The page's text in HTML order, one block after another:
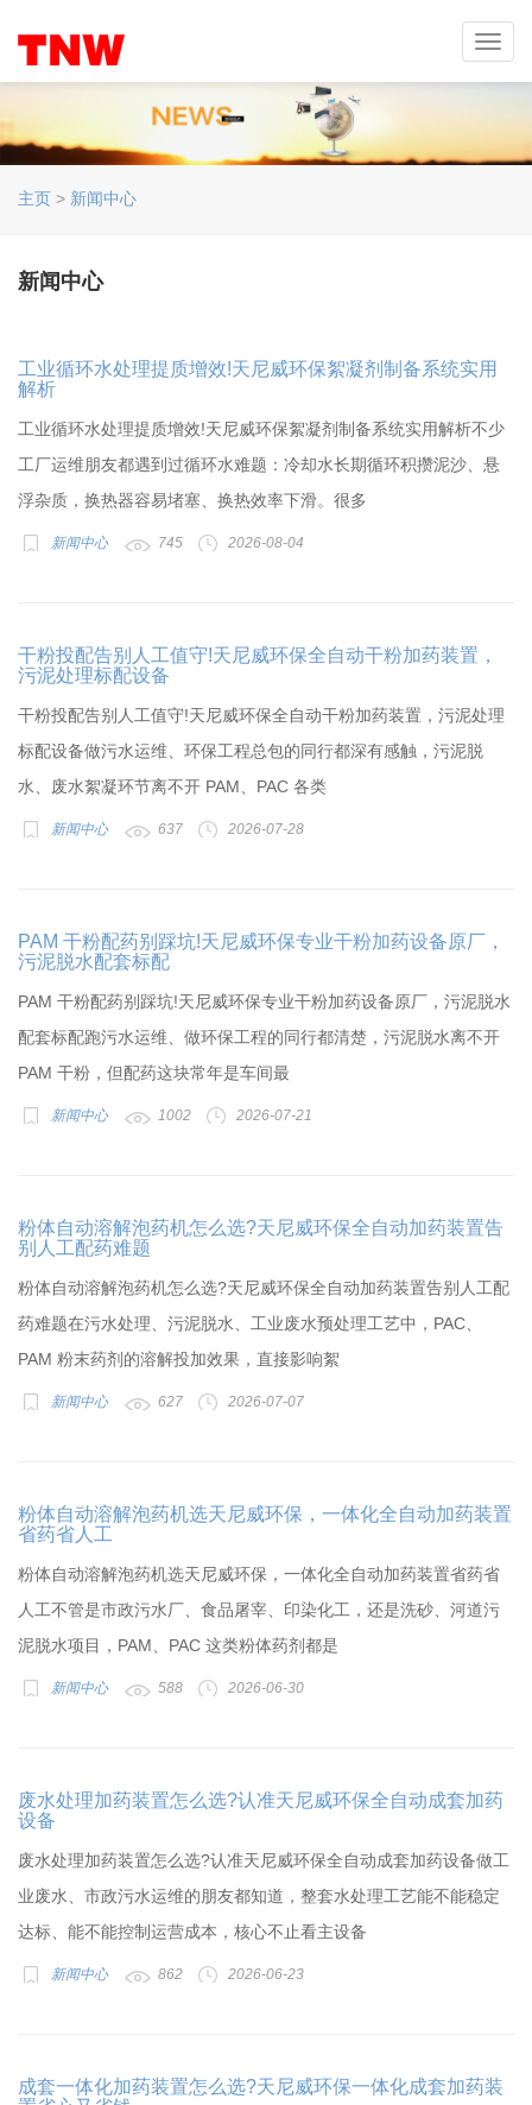
主页 > 新闻中心
新闻中心
工业循环水处理提质增效!天尼威环保絮凝剂制备系统实用
解析
工业循环水处理提质增效!天尼威环保絮凝剂制备系统实用解析不少
工厂运维朋友都遇到过循环水难题：冷却水长期循环积攒泥沙、悬
浮杂质，换热器容易堵塞、换热效率下滑。很多
新闻中心 745 2026-08-04
干粉投配告别人工值守!天尼威环保全自动干粉加药装置，
污泥处理标配设备
干粉投配告别人工值守!天尼威环保全自动干粉加药装置，污泥处理
标配设备做污水运维、环保工程总包的同行都深有感触，污泥脱
水、废水絮凝环节离不开 PAM、PAC 各类
新闻中心 637 2026-07-28
PAM 干粉配药别踩坑!天尼威环保专业干粉加药设备原厂，
污泥脱水配套标配
PAM 干粉配药别踩坑!天尼威环保专业干粉加药设备原厂，污泥脱水
配套标配跑污水运维、做环保工程的同行都清楚，污泥脱水离不开
PAM 干粉，但配药这块常年是车间最
新闻中心 1002 2026-07-21
粉体自动溶解泡药机怎么选?天尼威环保全自动加药装置告
别人工配药难题
粉体自动溶解泡药机怎么选?天尼威环保全自动加药装置告别人工配
药难题在污水处理、污泥脱水、工业废水预处理工艺中，PAC、
PAM 粉末药剂的溶解投加效果，直接影响絮
新闻中心 627 2026-07-07
粉体自动溶解泡药机选天尼威环保，一体化全自动加药装置
省药省人工
粉体自动溶解泡药机选天尼威环保，一体化全自动加药装置省药省
人工不管是市政污水厂、食品屠宰、印染化工，还是洗砂、河道污
泥脱水项目，PAM、PAC 这类粉体药剂都是
新闻中心 588 2026-06-30
废水处理加药装置怎么选?认准天尼威环保全自动成套加药
设备
废水处理加药装置怎么选?认准天尼威环保全自动成套加药设备做工
业废水、市政污水运维的朋友都知道，整套水处理工艺能不能稳定
达标、能不能控制运营成本，核心不止看主设备
新闻中心 862 2026-06-23
成套一体化加药装置怎么选?天尼威环保一体化成套加药装